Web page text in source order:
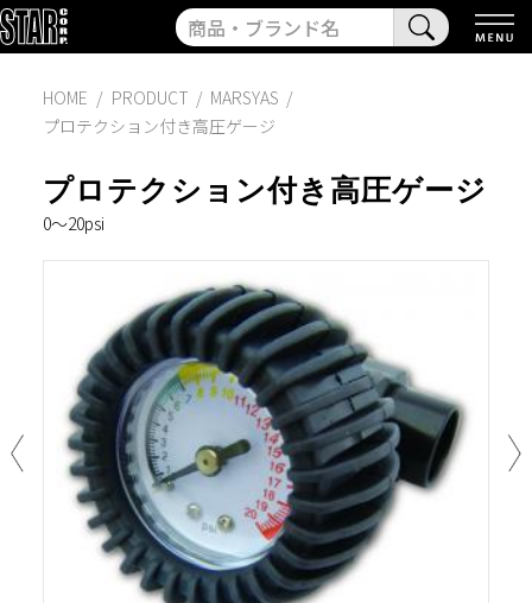
HOME PRODUCT / MARSYAS /
プロテクション付き高圧ゲージ
プロテクション付き高圧ゲージ
0〜20psi